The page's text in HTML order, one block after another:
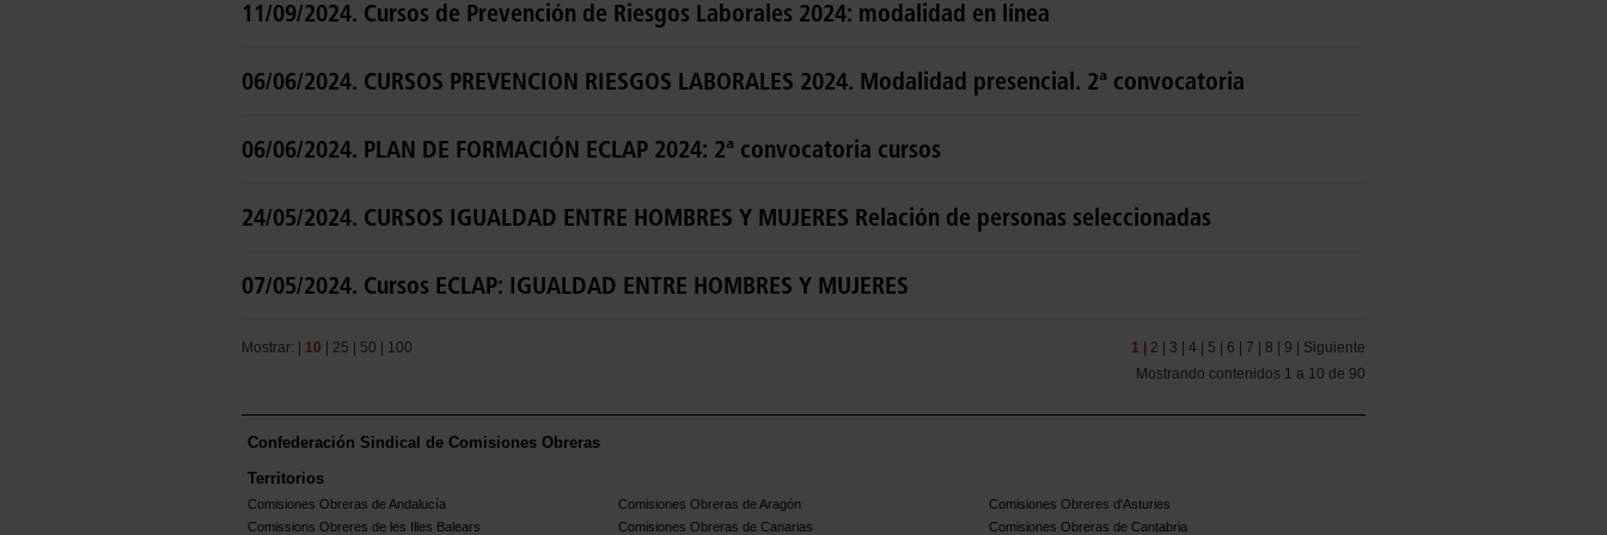
11/09/2024. Cursos de Prevención de Riesgos Laborales 2024: modalidad en línea
06/06/2024. CURSOS PREVENCION RIESGOS LABORALES 2024. Modalidad presencial. 2ª convocatoria
06/06/2024. PLAN DE FORMACIÓN ECLAP 2024: 2ª convocatoria cursos
24/05/2024. CURSOS IGUALDAD ENTRE HOMBRES Y MUJERES Relación de personas seleccionadas
07/05/2024. Cursos ECLAP: IGUALDAD ENTRE HOMBRES Y MUJERES
Mostrar: | 10 | 25 | 50 | 100 1 | 2 | 3 | 4 | 5 | 6 | 7 | 8 | 9 | Siguiente
Mostrando contenidos 1 a 10 de 90
Confederación Sindical de Comisiones Obreras
Territorios
Comisiones Obreras de Andalucía Comisiones Obreras de Aragón
Comisiones Obreres d'Asturies
Comissions Obreres de les Illes Balears
Comisiones Obreras de Canarias Comisiones Obreras de Cantabria